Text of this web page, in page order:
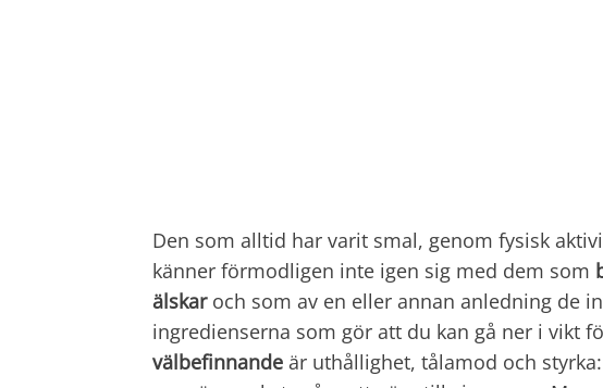
Den som alltid har varit smal, genom fysisk
känner förmodligen inte igen sig med dem som
älskaroch som av en eller annan anledning de
ingredienserna som gör att du kan gå ner i vikt
välbefinnande är uthållighet, tålamod och